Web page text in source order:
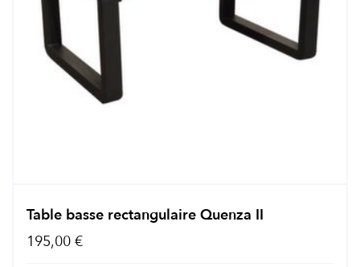
Table basse rectangulaire Quenza II
195,00 €